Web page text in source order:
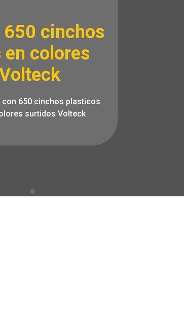
650 cinchos
colores
con 650 cinchos plasticos
surtidos Volteck